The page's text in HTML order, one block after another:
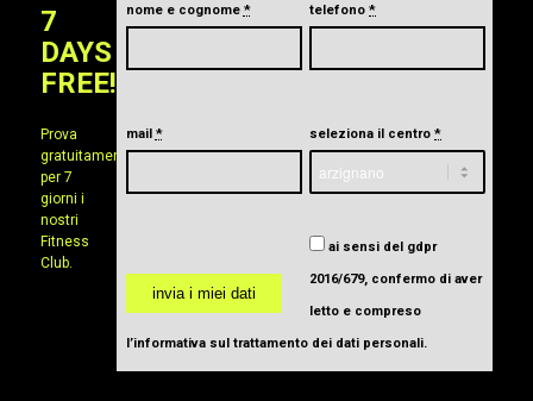
7
DAYS
FREE!
Prova
gratuitamente
per 7
giorni i
nostri
Fitness
Club.
nome e cognome * telefono*
mail * seleziona il centro*
ai sensi del gdpr
2016/679, confermo di aver
letto e compreso
l’informativa sul trattamento dei dati personali.